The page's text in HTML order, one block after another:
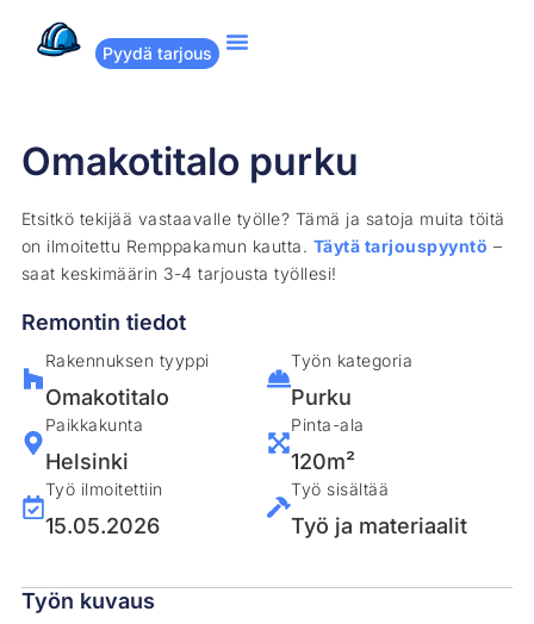
Pyydä tarjous
Omakotitalo purku
Etsitkö tekijää vastaavalle työlle? Tämä ja satoja muita töitä
on ilmoitettu Remppakamun kautta. Täytä tarjouspyyntö –
saat keskimäärin 3-4 tarjousta työllesi!
Remontin tiedot
Rakennuksen tyyppi
Omakotitalo
Paikkakunta
Helsinki
Työ ilmoitettiin
15.05.2026
Työn kategoria
Purku
Pinta-ala
120m²
Työ sisältää
Työ ja materiaalit
Työn kuvaus